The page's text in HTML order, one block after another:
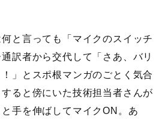
と言っても「マイクのスイッチ
訳者から交代して「さあ、バリ
」とスポ根マンガのごとく気合
ると傍にいた技術担当者さんが
手を伸ばしてマイクON。あ